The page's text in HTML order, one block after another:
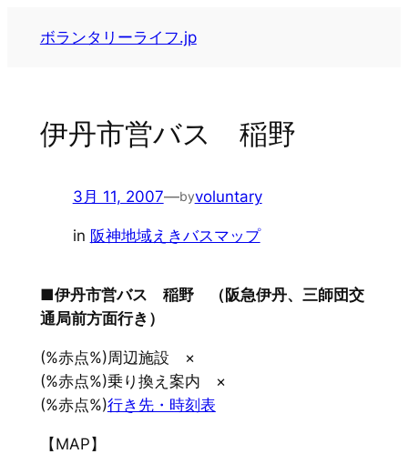
ボランタリーライフ.jp
伊丹市営バス 稲野
3月 11, 2007—byvoluntary
in 阪神地域えきバスマップ
■伊丹市営バス 稲野 （阪急伊丹、三師団交
通局前方面行き）
(%赤点%)周辺施設 ×
(%赤点%)乗り換え案内 ×
(%赤点%)行き先・時刻表
【MAP】